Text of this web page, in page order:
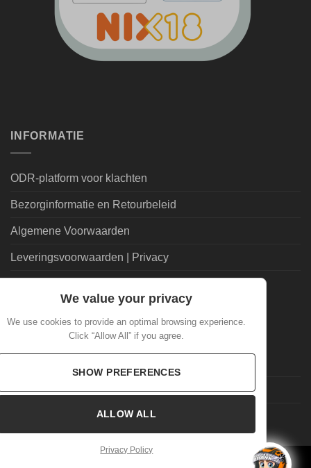
INFORMATIE
ODR-platform voor klachten
Bezorginformatie en Retourbeleid
Algemene Voorwaarden
Leveringsvoorwaarden | Privacy
ALGEMEEN
Mijn account
We value your privacy
We use cookies to provide an optimal browsing experience.
Click “Allow All” if you agree.
SHOW PREFERENCES
ALLOW ALL
Privacy Policy